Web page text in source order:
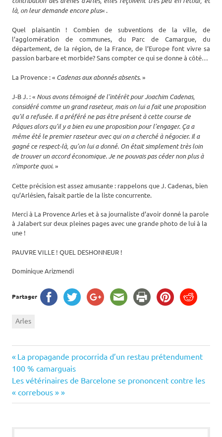
là, on leur demande encore plus« .
Quel plaisantin ! Combien de subventions de la ville, de
l’agglomération de communes, du Parc de Camargue, du
département, de la région, de la France, de l’Europe font vivre sa
passion barbare et morbide? Sans compter ce qui se donne à côté…
La Provence : « Cadenas aux abonnés absents. »
J-B J. : « Nous avons témoigné de l’intérêt pour Joachim Cadenas,
considéré comme un grand raseteur, mais on lui a fait une proposition
qu’il a refusée. Il a préféré ne pas être présent à cette course de
Pâques alors qu’il y a bien eu une proposition pour l’engager. Ça a
même été le premier raseteur avec qui on a cherché à négocier. Il a
gagné ce respect-là, qu’on lui a donné. On était simplement très loin
de trouver un accord économique. Je ne pouvais pas céder non plus à
n’importe quoi. »
Cette précision est assez amusante : rappelons que J. Cadenas, bien
qu’Arlésien, faisait partie de la liste concurrente.
Merci à La Provence Arles et à sa journaliste d’avoir donné la parole
à Jalabert sur deux pleines pages avec une grande photo de lui à la
une !
PAUVRE VILLE ! QUEL DESHONNEUR !
Dominique Arizmendi
Partager
Arles
Navigation
de
l’article
Previous
Post:
La propagande procorrida d’un restau prétendument
100 % camarguais
Next
Post:
Les vétérinaires de Barcelone se prononcent contre les
« correbous »